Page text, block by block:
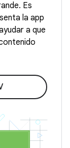
Es
la app
a que